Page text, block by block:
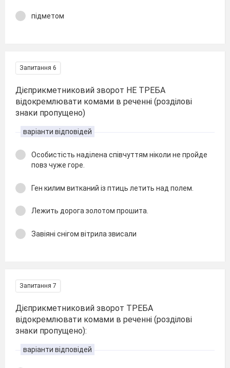
підметом
Запитання 6
Дієприкметниковий зворот НЕ ТРЕБА
відокремлювати комами в реченні (розділові
знаки пропущено)
варіанти відповідей
Особистість наділена співчуттям ніколи не пройде
повз чуже горе.
Ген килим витканий із птиць летить над полем.
Лежить дорога золотом прошита.
Завіяні снігом вітрила звисали
Запитання 7
Дієприкметниковий зворот ТРЕБА
відокремлювати комами в реченні (розділові
знаки пропущено):
варіанти відповідей